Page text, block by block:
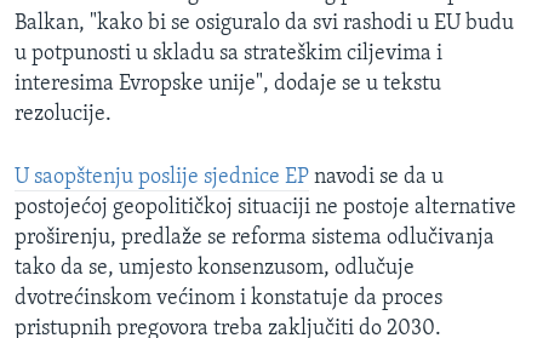
Balkan, "kako bi se osiguralo da svi rashodi u EU budu
u potpunosti u skladu sa strateškim ciljevima i
interesima Evropske unije", dodaje se u tekstu
rezolucije.
U saopštenju poslije sjednice EP navodi se da u
postojećoj geopolitičkoj situaciji ne postoje alternative
proširenju, predlaže se reforma sistema odlučivanja
tako da se, umjesto konsenzusom, odlučuje
dvotrećinskom većinom i konstatuje da proces
pristupnih pregovora treba zaključiti do 2030.